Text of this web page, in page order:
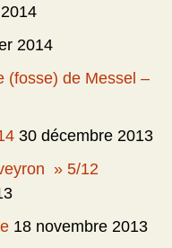
2014
(fosse) de Messel –
30 décembre 2013
» 5/12
18 novembre 2013